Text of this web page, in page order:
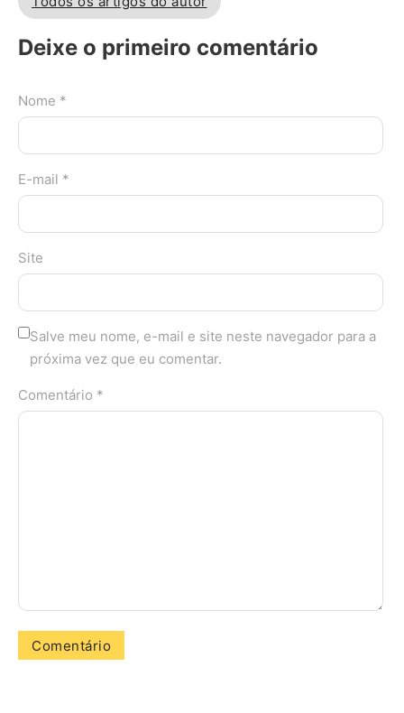
Deixe o primeiro comentário
Nome *
E-mail *
Site
Salve meu nome, e-mail e site neste navegador para a
próxima vez que eu comentar.
Comentário *